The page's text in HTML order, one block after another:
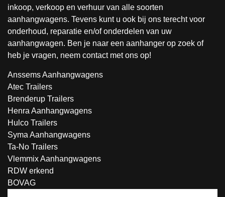
inkoop, verkoop en verhuur van alle soorten
aanhangwagens. Tevens kunt u ook bij ons terecht voor
onderhoud, reparatie en/of onderdelen van uw
aanhangwagen. Ben je naar een aanhanger op zoek of
heb je vragen, neem contact met ons op!
Anssems Aanhangwagens
Atec Trailers
Brenderup Trailers
Henra Aanhangwagens
Hulco Trailers
Syma Aanhangwagens
Ta-No Trailers
Vlemmix Aanhangwagens
RDW erkend
BOVAG